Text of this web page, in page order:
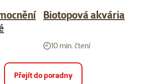
Biotopová akvária
10 min. čtení
Přejít do poradny